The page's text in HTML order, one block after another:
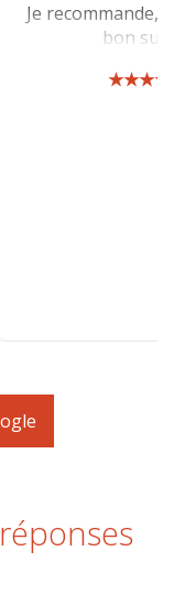
Je recommande,
bon